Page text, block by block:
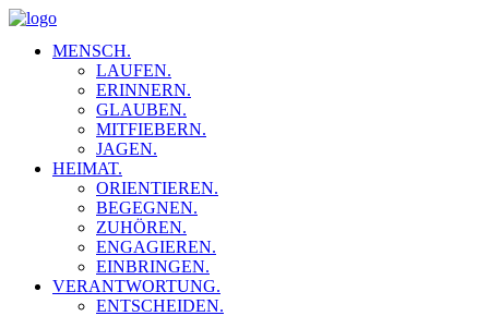
MENSCH.
LAUFEN.
ERINNERN.
GLAUBEN.
MITFIEBERN.
JAGEN.
HEIMAT.
ORIENTIEREN.
BEGEGNEN.
ZUHÖREN.
ENGAGIEREN.
EINBRINGEN.
VERANTWORTUNG.
ENTSCHEIDEN.